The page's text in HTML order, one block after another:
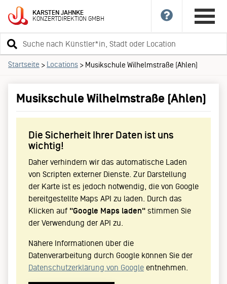
KARSTENJAHNKE
KONZERTDIREKTIONGMBH
Suchbegriff
eingeben
Startseite > Locations > Musikschule Wilhelmstraße (Ahlen)
Musikschule Wilhelmstraße (Ahlen)
Die Sicherheit Ihrer Daten ist uns
wichtig!
Daher verhindern wir das automatische Laden
von Scripten externer Dienste. Zur Darstellung
der Karte ist es jedoch notwendig, die von Google
bereitgestellte Maps API zu laden. Durch das
Klicken auf "Google Maps laden" stimmen Sie
der Verwendung der API zu.
Nähere Informationen über die
Datenverarbeitung durch Google können Sie der
Datenschutzerklärung von Google entnehmen.